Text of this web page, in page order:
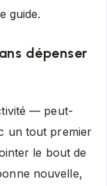
guide.
dépenser
— peut-
un tout premier
le bout de
nouvelle,